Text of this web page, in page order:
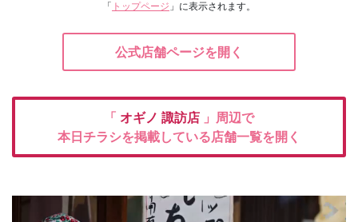
「 トップページ 」に表示されます。
公式店舗ページを開く
「 オギノ 諏訪店 」周辺で
本日チラシを掲載している店舗一覧を開く